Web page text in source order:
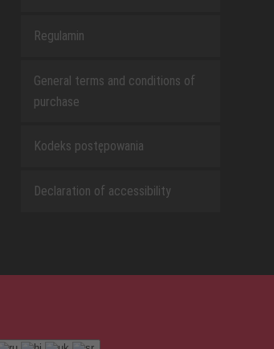
Regulamin
General terms and conditions of
purchase
Kodeks postępowania
Declaration of accessibility